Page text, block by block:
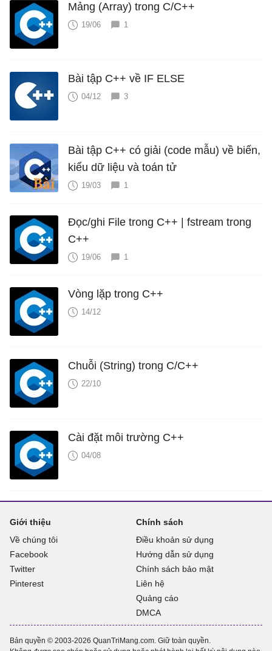
Mảng (Array) trong C/C++
19/06 1
Bài tập C++ về IF ELSE
04/12 3
Bài tập C++ có giải (code mẫu) về biến,
kiểu dữ liệu và toán tử
19/03 1
Đọc/ghi File trong C++ | fstream trong
C++
19/06 1
Vòng lặp trong C++
14/12
Chuỗi (String) trong C/C++
22/10
Cài đặt môi trường C++
04/08
Giới thiệu
Về chúng tôi
Facebook
Twitter
Pinterest
Chính sách
Điều khoản sử dụng
Hướng dẫn sử dụng
Chính sách bảo mật
Liên hệ
Quảng cáo
DMCA
Bản quyền © 2003-2026 QuanTriMang.com. Giữ toàn quyền.